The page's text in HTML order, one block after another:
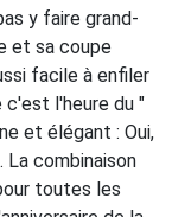
y faire grand-
et sa coupe
facile à enfiler
c'est l'heure du "
et élégant : Oui,
combinaison
toutes les